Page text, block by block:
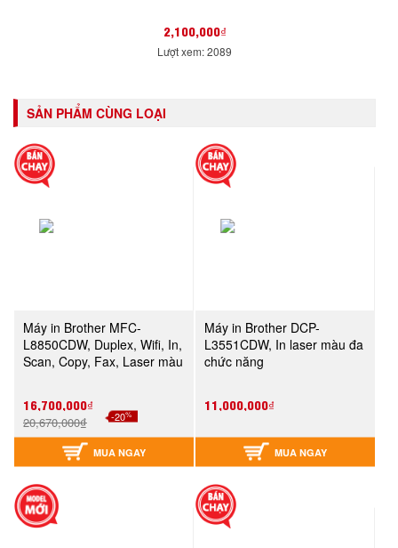
2,100,000₫
Lượt xem: 2089
SẢN PHẨM CÙNG LOẠI
Máy in Brother MFC-
L8850CDW, Duplex, Wifi, In,
Scan, Copy, Fax, Laser màu
16,700,000₫
20,670,000₫ -20%
MUA NGAY
Máy in Brother DCP-
L3551CDW, In laser màu đa
chức năng
11,000,000₫
MUA NGAY